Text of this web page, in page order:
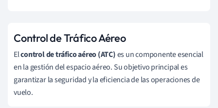
Control de Tráfico Aéreo
Elcontrol de tráfico aéreo (ATC)es un componente esencial
en la gestión del espacio aéreo. Su objetivo principal es
garantizar la seguridad y la eficiencia de las operaciones de
vuelo.